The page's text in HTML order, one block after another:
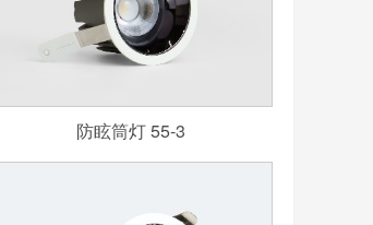
防眩筒灯 55-3